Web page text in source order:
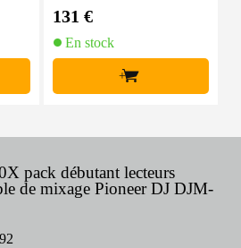
131 €
En stock
+
pack débutant lecteurs
de mixage Pioneer DJ DJM-